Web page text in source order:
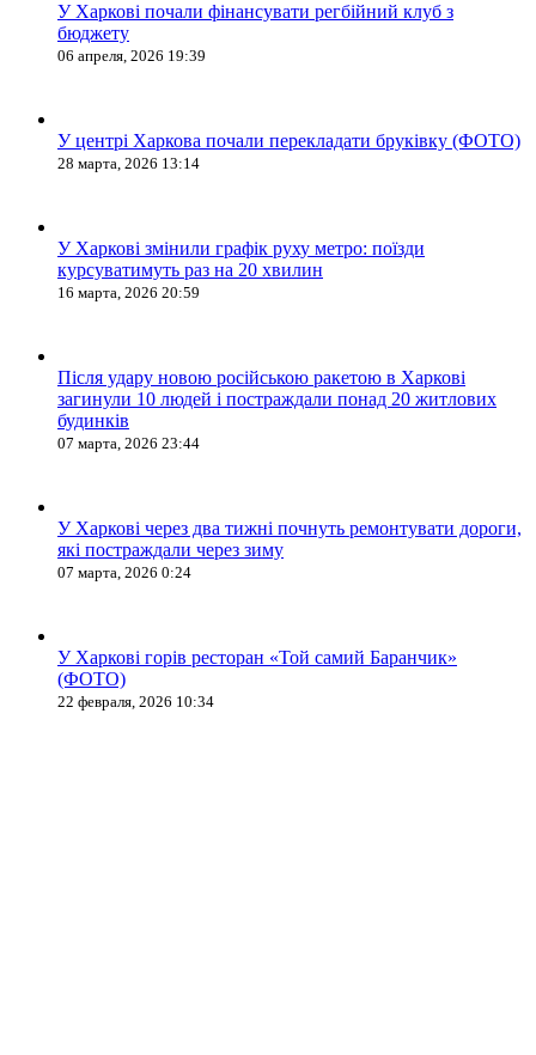
У Харкові почали фінансувати регбійний клуб з
бюджету
06 апреля, 2026 19:39
У центрі Харкова почали перекладати бруківку (ФОТО)
28 марта, 2026 13:14
У Харкові змінили графік руху метро: поїзди
курсуватимуть раз на 20 хвилин
16 марта, 2026 20:59
Після удару новою російською ракетою в Харкові
загинули 10 людей і постраждали понад 20 житлових
будинків
07 марта, 2026 23:44
У Харкові через два тижні почнуть ремонтувати дороги,
які постраждали через зиму
07 марта, 2026 0:24
У Харкові горів ресторан «Той самий Баранчик»
(ФОТО)
22 февраля, 2026 10:34